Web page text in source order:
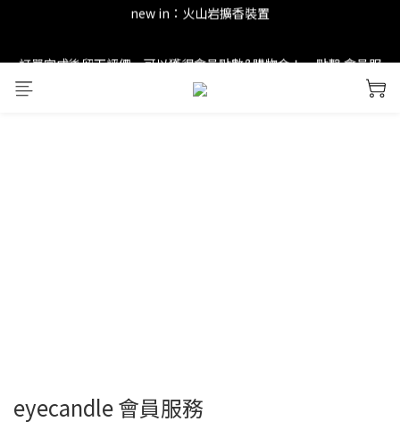
訂單完成後留下評價，可以獲得會員點數&購物金！     點擊 會員服
eyecandle 會員服務